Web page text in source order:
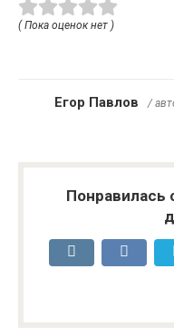
( Пока оценок нет )
Егор Павлов /
Понравилась